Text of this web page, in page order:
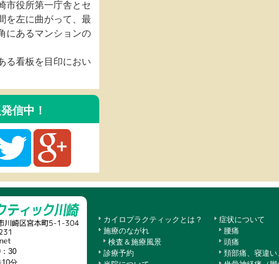
市役所第一庁舎とセ
を左に曲がって、最
にあるマンションの
る看板を目印におい
信中！
30
カイロプラクティックとは？
施療のながれ
検査＆施療風景
診療予約
症状について
腰痛
頭痛
頚部痛、寝違